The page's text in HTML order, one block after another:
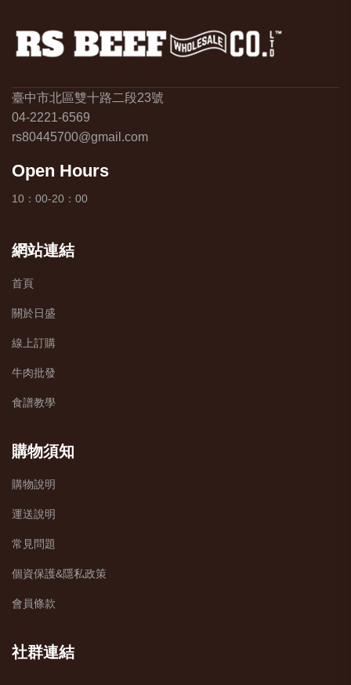
臺中市北區雙十路二段23號
04-2221-6569
rs80445700@gmail.com
Open Hours
10：00-20：00
網站連結
首頁
關於日盛
線上訂購
牛肉批發
食譜教學
購物須知
購物說明
運送說明
常見問題
個資保護&隱私政策
會員條款
社群連結